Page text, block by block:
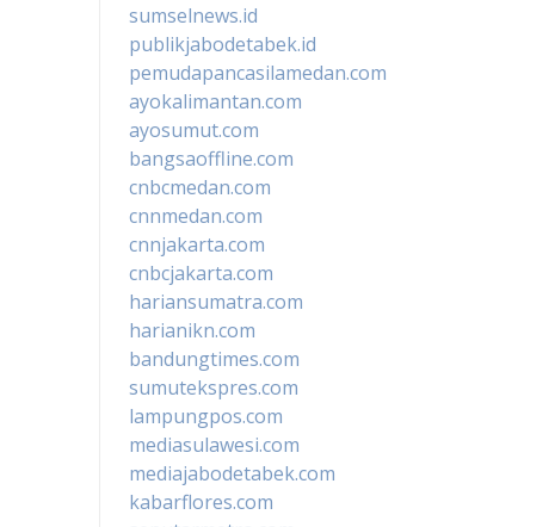
sumselnews.id
publikjabodetabek.id
pemudapancasilamedan.com
ayokalimantan.com
ayosumut.com
bangsaoffline.com
cnbcmedan.com
cnnmedan.com
cnnjakarta.com
cnbcjakarta.com
hariansumatra.com
harianikn.com
bandungtimes.com
sumutekspres.com
lampungpos.com
mediasulawesi.com
mediajabodetabek.com
kabarflores.com